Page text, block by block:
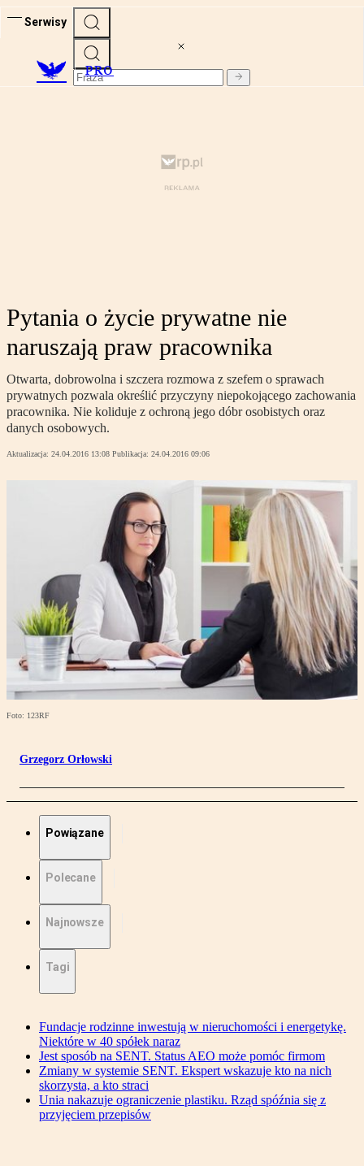
Serwisy
PRO
Pytania o życie prywatne nie
naruszają praw pracownika
Otwarta, dobrowolna i szczera rozmowa z szefem o sprawach
prywatnych pozwala określić przyczyny niepokojącego zachowania
pracownika. Nie koliduje z ochroną jego dóbr osobistych oraz
danych osobowych.
Aktualizacja: 24.04.2016 13:08 Publikacja: 24.04.2016 09:06
Foto: 123RF
Grzegorz Orłowski
Powiązane
Polecane
Najnowsze
Tagi
Fundacje rodzinne inwestują w nieruchomości i energetykę.
Niektóre w 40 spółek naraz
Jest sposób na SENT. Status AEO może pomóc firmom
Zmiany w systemie SENT. Ekspert wskazuje kto na nich
skorzysta, a kto straci
Unia nakazuje ograniczenie plastiku. Rząd spóźnia się z
przyjęciem przepisów